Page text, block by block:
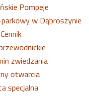
Pompeje
w Dąbroszynie
Cennik
zwiedzania
otwarcia
specjalna